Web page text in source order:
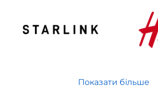
Показати більше